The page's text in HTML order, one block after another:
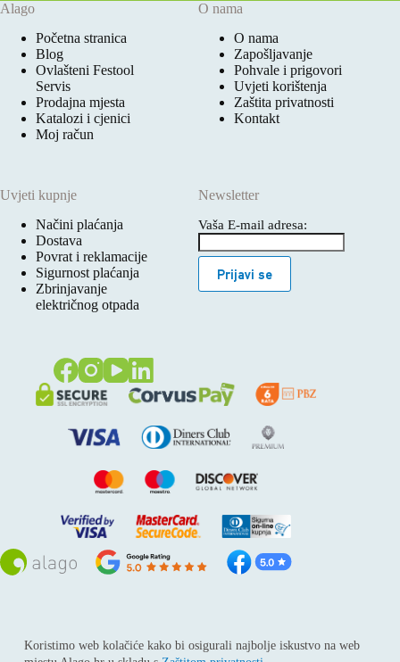
Koristimo web kolačiće kako bi osigurali najbolje iskustvo na web
Alago
Početna stranica
Blog
Ovlašteni Festool
Servis
Prodajna mjesta
Katalozi i cjenici
Moj račun
O nama
O nama
Zapošljavanje
Pohvale i prigovori
Uvjeti korištenja
Zaštita privatnosti
Kontakt
Uvjeti kupnje
Načini plaćanja
Dostava
Povrat i reklamacije
Sigurnost plaćanja
Zbrinjavanje
električnog otpada
Newsletter
Vaša E-mail adresa:
Prijavi se
Sva prava pridržana © 2026
Alago
ALAGO d.o.o. trgovina, usluge i zastupanje stranih tvrtki /